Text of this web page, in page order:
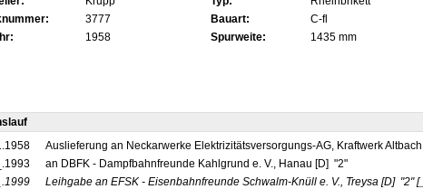
3777 Bauart: C-fl
1958 Spurweite: 1435 mm
Auslieferung an Neckarwerke Elektrizitätsversorgungs-AG, Kraftwerk
an DBFK - Dampfbahnfreunde Kahlgrund e. V., Hanau [D] "2"
Leihgabe an EFSK - Eisenbahnfreunde Schwalm-Knüll e. V., Treysa [D] "2"